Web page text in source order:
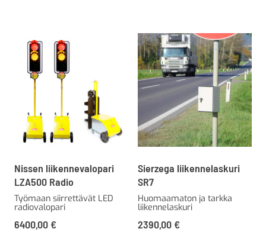
Nissen liikennevalopari
LZA500 Radio
Työmaan siirrettävät LED
radiovalopari
6400,00 €
Sierzega liikennelaskuri
SR7
Huomaamaton ja tarkka
liikennelaskuri
2390,00 €